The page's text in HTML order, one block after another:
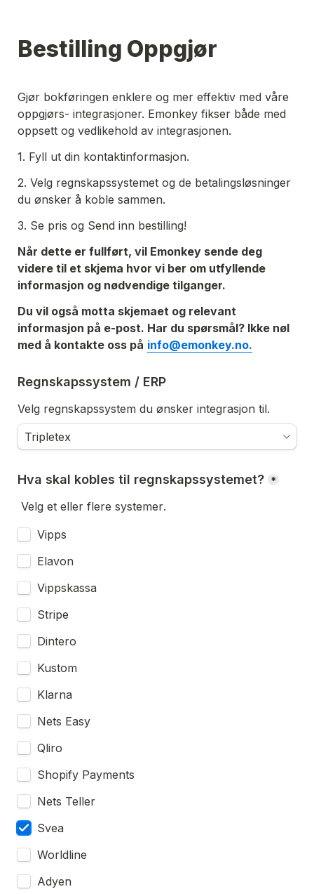
Bestilling Oppgjør
Gjør bokføringen enklere og mer effektiv med våre
oppgjørs- integrasjoner. Emonkey fikser både med
oppsett og vedlikehold av integrasjonen.
1. Fyll ut din kontaktinformasjon.
2. Velg regnskapssystemet og de betalingsløsninger
du ønsker å koble sammen.
3. Se pris og Send inn bestilling!
Når dette er fullført, vil Emonkey sende deg
videre til et skjema hvor vi ber om utfyllende
informasjon og nødvendige tilganger.
Du vil også motta skjemaet og relevant
informasjon på e-post. Har du spørsmål? Ikke nøl
med å kontakte oss på info@emonkey.no.
Regnskapssystem / ERP
Velg regnskapssystem du ønsker integrasjon til.
Hva skal kobles til regnskapssystemet? *
Velg et eller flere systemer.
Vipps
Elavon
Vippskassa
Stripe
Dintero
Kustom
Klarna
Nets Easy
Qliro
Shopify Payments
Nets Teller
Svea
Worldline
Adyen